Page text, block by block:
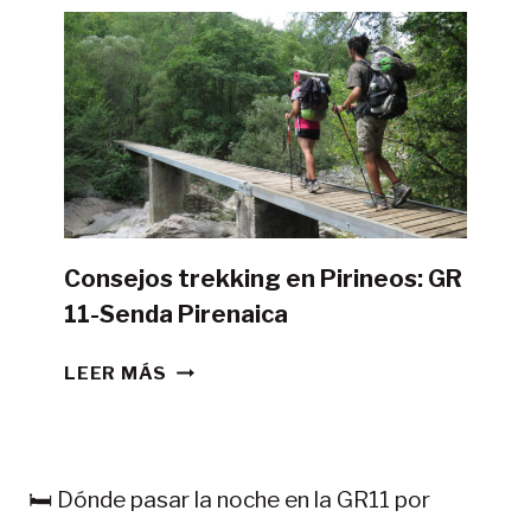
LA
GR11
CON
TIENDA
DE
CAMPAÑA?
Consejos trekking en Pirineos: GR
11-Senda Pirenaica
LEER MÁS CONSEJOS
11-
🛏️ Dónde pasar la noche en la GR11 por